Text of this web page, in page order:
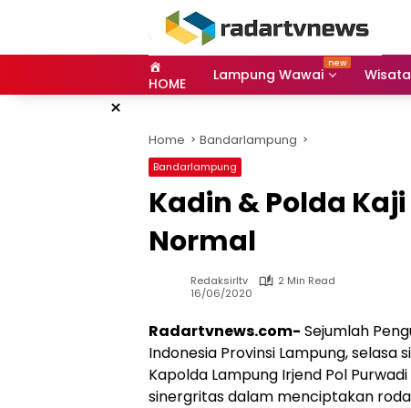
HOME Lampung Wawai
×
Home Bandarlampung
Bandarlampung
Kadin & Polda
Normal
Redaksirltv
2 Min Read
16/06/2020
Radartvnews.com- Sejumlah
Indonesia Provinsi Lampung,
Kapolda Lampung Irjend Pol
sinergritas dalam menciptakan